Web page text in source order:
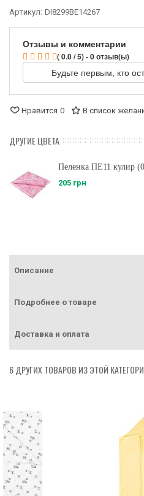
Артикул: DI8299BE14267
Отзывы и комментарии
( 0.0 / 5) - 0 отзыв(ы)
Будьте первым, кто
Нравится 0 В список
ДРУГИЕ ЦВЕТА
Пеленка ПЕ11 кулир
205 грн
Описание
Подробнее о товаре
Доставка и оплата
6 ДРУГИХ ТОВАРОВ ИЗ ЭТОЙ